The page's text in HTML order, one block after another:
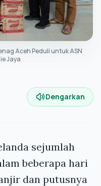
Aceh Peduli untuk ASN
Jaya
Dengarkan
sejumlah
beberapa hari
dan putusnya